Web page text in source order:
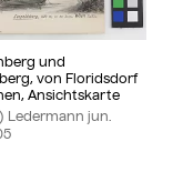
und
von Floridsdorf
Ansichtskarte
Ledermann jun.
Album